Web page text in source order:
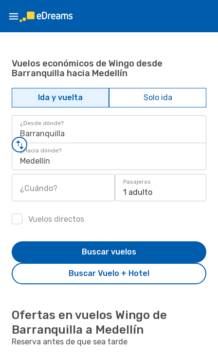
Vuelos económicos de Wingo desde
Barranquilla hacia Medellín
Ida y vuelta Solo ida
¿Desde dónde?
Barranquilla
¿Hacia dónde?
Medellín
¿Cuándo?
Pasajeros
1 adulto
Vuelos directos
Buscar Vuelo + Hotel
Buscar vuelos
Ofertas en vuelos Wingo de
Barranquilla a Medellín
Reserva antes de que sea tarde